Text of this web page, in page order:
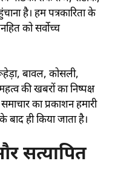
है। हम पत्रकारिता के
को सर्वोच्च
बावल, कोसली,
की खबरों का निष्पक्ष
का प्रकाशन हमारी
बाद ही किया जाता है।
सत्यापित